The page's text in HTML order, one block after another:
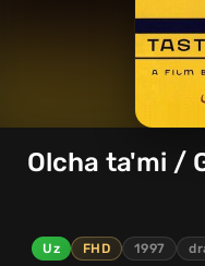
Olcha ta'mi /
Uz FHD 1997